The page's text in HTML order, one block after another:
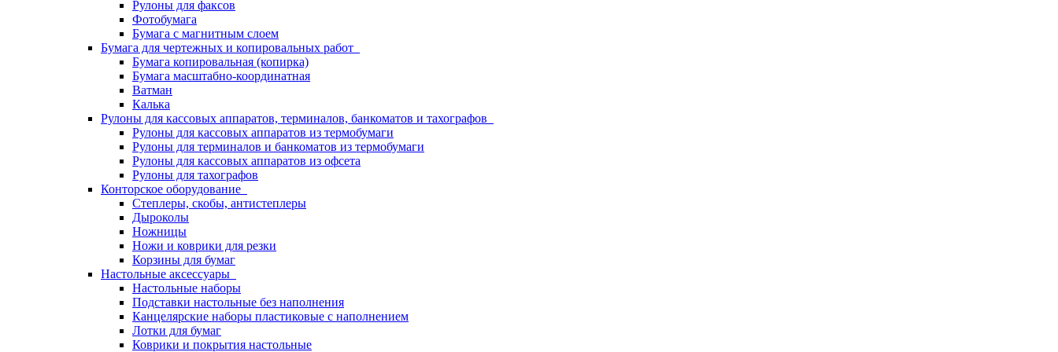
Рулоны для факсов
Фотобумага
Бумага с магнитным слоем
Бумага для чертежных и копировальных работ
Бумага копировальная (копирка)
Бумага масштабно-координатная
Ватман
Калька
Рулоны для кассовых аппаратов, терминалов, банкоматов и тахографов
Рулоны для кассовых аппаратов из термобумаги
Рулоны для терминалов и банкоматов из термобумаги
Рулоны для кассовых аппаратов из офсета
Рулоны для тахографов
Конторское оборудование
Степлеры, скобы, антистеплеры
Дыроколы
Ножницы
Ножи и коврики для резки
Корзины для бумаг
Настольные аксессуары
Настольные наборы
Подставки настольные без наполнения
Канцелярские наборы пластиковые с наполнением
Лотки для бумаг
Коврики и покрытия настольные